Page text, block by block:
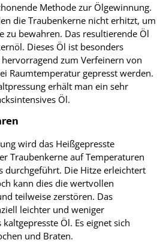
Methode zur Ölgewinnung.
die Traubenkerne nicht erhitzt, um
zu bewahren. Das resultierende Öl
Dieses Öl ist besonders
zum Verfeinern von
Raumtemperatur gepresst werden.
erhält man ein sehr
Öl.
wird das Heißgepresste
Traubenkerne auf Temperaturen
durchgeführt. Die Hitze erleichtert
kann dies die wertvollen
teilweise zerstören. Das
leichter und weniger
Öl. Es eignet sich
und Braten.